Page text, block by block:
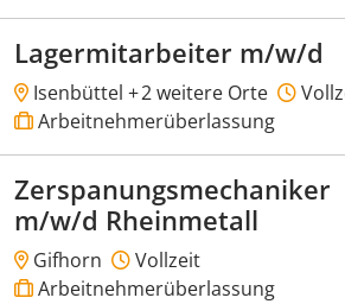
Lagermitarbeiter m/w/d
Isenbüttel +2 weitere Orte
Arbeitnehmerüberlassung
Zerspanungsmechaniker
m/w/d Rheinmetall
Gifhorn
Vollzeit
Arbeitnehmerüberlassung